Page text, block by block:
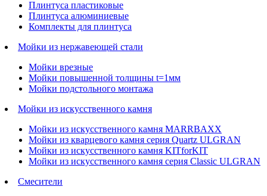
Плинтуса пластиковые
Плинтуса алюминиевые
Комплекты для плинтуса
Мойки из нержавеющей стали
Мойки врезные
Мойки повышенной толщины t=1мм
Мойки подстольного монтажа
Мойки из искусственного камня
Мойки из искусственного камня MARRBAXX
Мойки из кварцевого камня серия Quartz ULGRAN
Мойки из искусственного камня KITforKIT
Мойки из искусственного камня серия Classic ULGRAN
Смесители